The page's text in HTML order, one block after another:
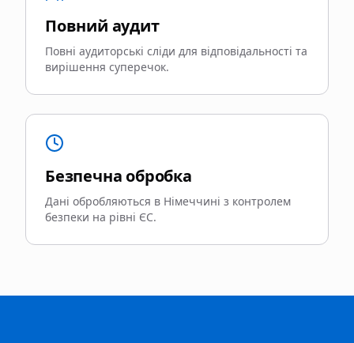
Повний аудит
Повні аудиторські сліди для відповідальності та
вирішення суперечок.
Безпечна обробка
Дані обробляються в Німеччині з контролем
безпеки на рівні ЄС.